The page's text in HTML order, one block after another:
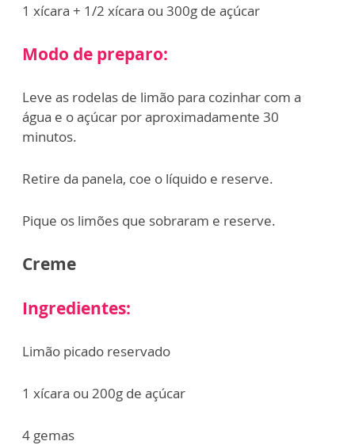
1 xícara + 1/2 xícara ou 300g de açúcar
Modo de preparo:
Leve as rodelas de limão para cozinhar com a
água e o açúcar por aproximadamente 30
minutos.
Retire da panela, coe o líquido e reserve.
Pique os limões que sobraram e reserve.
Creme
Ingredientes:
Limão picado reservado
1 xícara ou 200g de açúcar
4 gemas